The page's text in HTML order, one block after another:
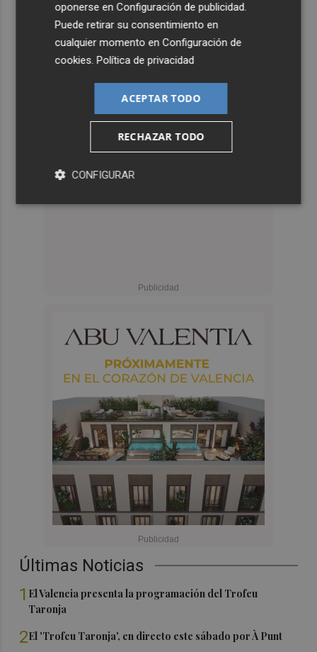
Últimas Noticias
1 El Valencia presenta la programación del Trofeu
Taronja
2El 'Trofeu Taronja', en directo este sábado por À Punt
oponerse enConfiguración de publicidad
Puede retirar su consentimiento en
cualquier momento enConfiguración de
cookies .Política de privacidad
ACEPTAR TODO
RECHAZAR TODO
CONFIGURAR